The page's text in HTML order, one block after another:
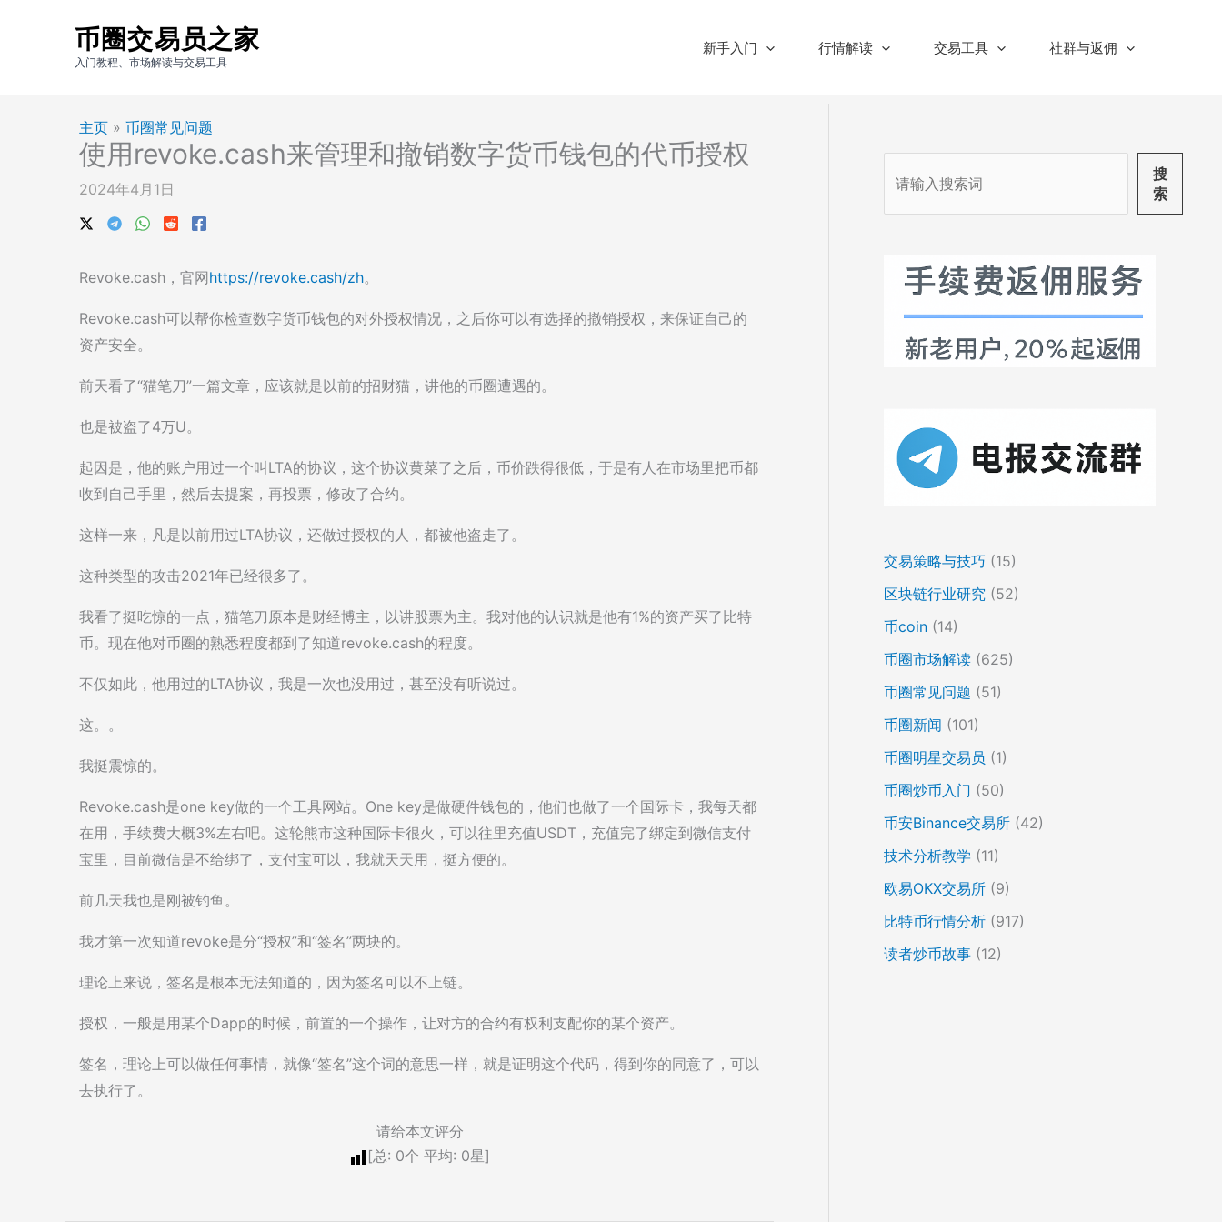
币圈交易员之家
入门教程、市场解读与交易工具
新手入门 行情解读 交易工具 社群与返佣
主页 » 币圈常见问题
使用revoke.cash来管理和撤销数字货币钱包的代币授权
2024年4月1日
Revoke.cash，官网https://revoke.cash/zh。
Revoke.cash可以帮你检查数字货币钱包的对外授权情况，之后你可以有选择的撤销授权，来保证自己的
资产安全。
前天看了“猫笔刀”一篇文章，应该就是以前的招财猫，讲他的币圈遭遇的。
也是被盗了4万U。
起因是，他的账户用过一个叫LTA的协议，这个协议黄菜了之后，币价跌得很低，于是有人在市场里把币都
收到自己手里，然后去提案，再投票，修改了合约。
这样一来，凡是以前用过LTA协议，还做过授权的人，都被他盗走了。
这种类型的攻击2021年已经很多了。
我看了挺吃惊的一点，猫笔刀原本是财经博主，以讲股票为主。我对他的认识就是他有1%的资产买了比特
币。现在他对币圈的熟悉程度都到了知道revoke.cash的程度。
不仅如此，他用过的LTA协议，我是一次也没用过，甚至没有听说过。
这。。
我挺震惊的。
Revoke.cash是one key做的一个工具网站。One key是做硬件钱包的，他们也做了一个国际卡，我每天都
在用，手续费大概3%左右吧。这轮熊市这种国际卡很火，可以往里充值USDT，充值完了绑定到微信支付
宝里，目前微信是不给绑了，支付宝可以，我就天天用，挺方便的。
前几天我也是刚被钓鱼。
我才第一次知道revoke是分“授权”和“签名”两块的。
理论上来说，签名是根本无法知道的，因为签名可以不上链。
授权，一般是用某个Dapp的时候，前置的一个操作，让对方的合约有权利支配你的某个资产。
签名，理论上可以做任何事情，就像“签名”这个词的意思一样，就是证明这个代码，得到你的同意了，可以
去执行了。
请给本文评分
[总: 0个 平均: 0星]
搜
索
交易策略与技巧 (15)
区块链行业研究 (52)
币coin (14)
币圈市场解读 (625)
币圈常见问题 (51)
币圈新闻 (101)
币圈明星交易员 (1)
币圈炒币入门 (50)
币安Binance交易所 (42)
技术分析教学 (11)
欧易OKX交易所 (9)
比特币行情分析 (917)
读者炒币故事 (12)